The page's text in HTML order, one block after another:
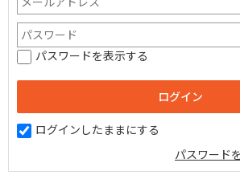
パスワードを表示する
ログインしたままにする
パスワード